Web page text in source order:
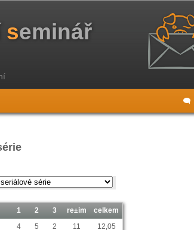
seminář
1 2 3 re±im
celkem
4 5 2 11
12,05